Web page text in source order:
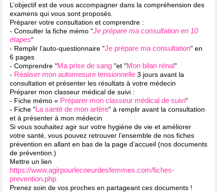
L’objectif est de vous accompagner dans la compréhension des
examens qui vous sont proposés.
Préparer votre consultation et comprendre :
- Consulter la fiche mémo "Je prépare ma consultation en 10
étapes"
- Remplir l’auto-questionnaire "Je prépare ma consultation" en
6 pages
- Comprendre "Ma prise de sang "et "Mon bilan rénal"
- Réaliser mon automesure tensionnelle 3 jours avant la
consultation et présenter les résultats à votre médecin
Préparer mon classeur médical de suivi :
- Fiche mémo « Préparer mon classeur médical de suivi"
- Fiche "La santé de mon artère" à remplir avant la consultation
et à présenter à mon médecin
Si vous souhaitez agir sur votre hygiène de vie et améliorer
votre santé, vous pouvez retrouver l’ensemble de nos fiches
prévention en allant en bas de la page d’accueil (nos documents
de prévention.)
Mettre un lien
https://www.agirpourlecoeurdesfemmes.com/fiches-
prevention.php
Prenez soin de vos proches en partageant ces documents !